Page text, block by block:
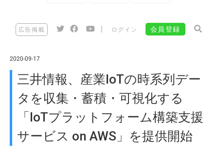
広告掲載 ログイン 会員登録
2020-09-17
三井情報、産業IoTの時系列デー
タを収集・蓄積・可視化する
「IoTプラットフォーム構築支援
サービス on AWS」を提供開始